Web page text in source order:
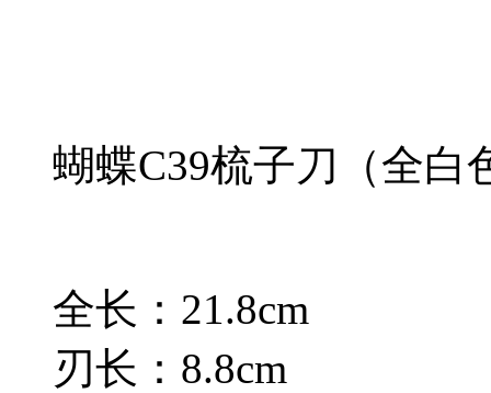
蝴蝶C39梳子刀（全白
全长：21.8cm
刃长：8.8cm